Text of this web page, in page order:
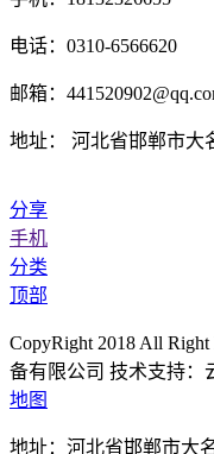
电话：0310-6566620
邮箱：
地址： 河北省邯郸市大
分享
手机
分类
顶部
CopyRight 2018 All
备有限公司 技术支持：
地图
地址：河北省邯郸市大